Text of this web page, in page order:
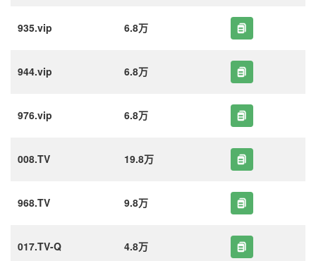
935.vip 6.8万
944.vip 6.8万
976.vip 6.8万
008.TV 19.8万
968.TV 9.8万
017.TV-Q 4.8万